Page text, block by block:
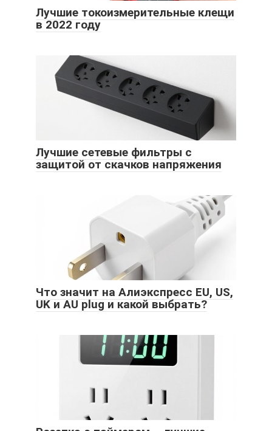
Лучшие токоизмерительные клещи
в 2022 году
Лучшие сетевые фильтры с
защитой от скачков напряжения
Что значит на Алиэкспресс EU, US,
UK и AU plug и какой выбрать?